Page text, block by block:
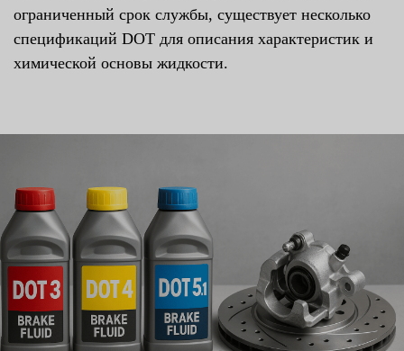
ограниченный срок службы, существует несколько
спецификаций DOT для описания характеристик и
химической основы жидкости.